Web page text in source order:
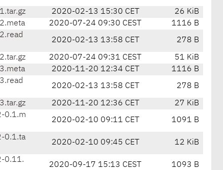
2020-02-13 15:30 CET
26 KiB
2020-07-24 09:30 CEST
1116 B
2020-02-13 13:58 CET 278 B
2020-07-24 09:31 CEST
51 KiB
2020-11-20 12:34 CET
1116 B
2020-02-13 13:58 CET 278 B
2020-11-20 12:36 CET
27 KiB
0.1.m
2020-02-10 09:11 CET 1091 B
0.1.ta
2020-02-10 09:45 CET 12 KiB
0.11.
2020-09-17 15:13 CEST 1093 B